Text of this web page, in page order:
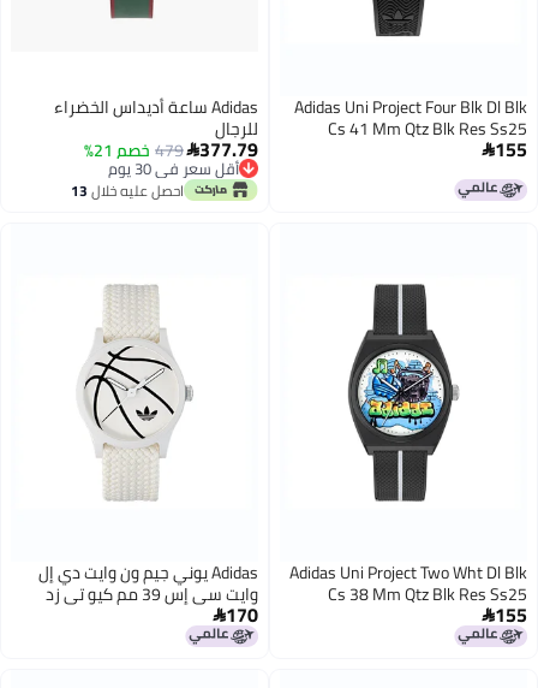
Adidas Uni Project Four Blk Dl Blk
Cs 41 Mm Qtz Blk Res Ss25
155
Adidas ساعة أديداس الخضراء
للرجال
377.79
479 خصم 21%
أقل سعر في 30 يوم
أقل سعر في 30 يوماحصل عليه خلال13
Adidas Uni Project Two Wht Dl Blk
Cs 38 Mm Qtz Blk Res Ss25
155
Adidas يوني جيم ون وايت دي إل
وايت سي إس 39 مم كيو تي زد
وايت نايل إس إس25
170